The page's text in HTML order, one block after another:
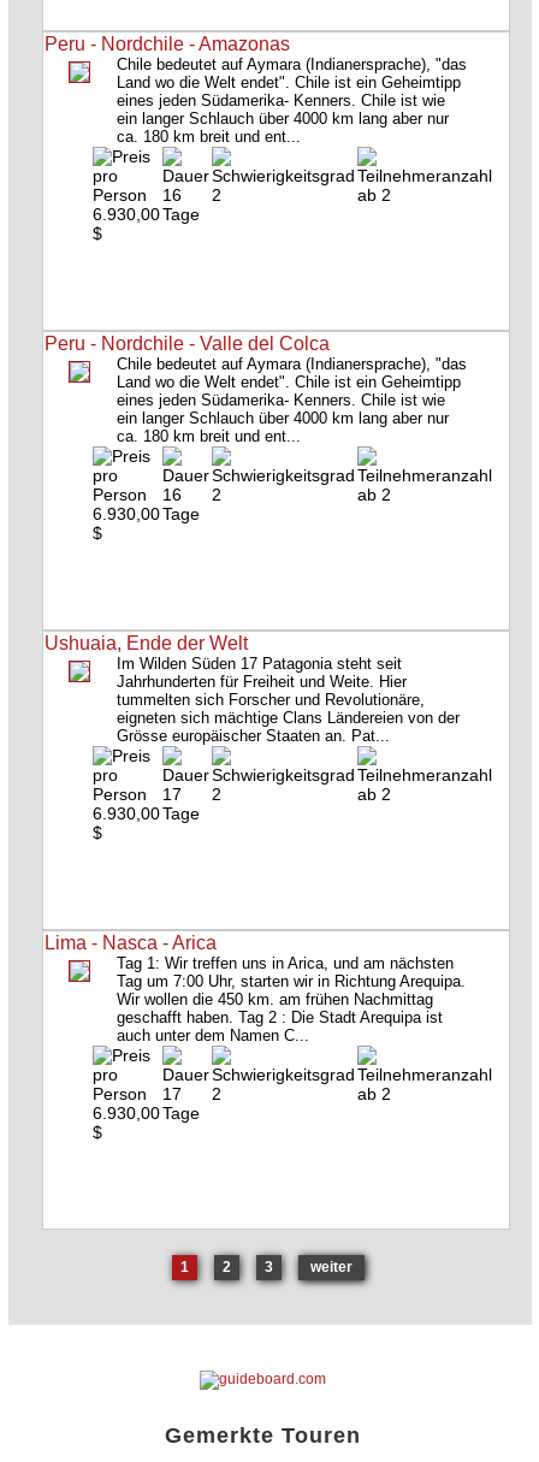
Peru - Nordchile - Amazonas
Chile bedeutet auf Aymara (Indianersprache), "das
Land wo die Welt endet". Chile ist ein Geheimtipp
eines jeden Südamerika- Kenners. Chile ist wie
ein langer Schlauch über 4000 km lang aber nur
ca. 180 km breit und ent...
6.930,00
$
16
Tage
2 ab 2
Peru - Nordchile - Valle del Colca
Chile bedeutet auf Aymara (Indianersprache), "das
Land wo die Welt endet". Chile ist ein Geheimtipp
eines jeden Südamerika- Kenners. Chile ist wie
ein langer Schlauch über 4000 km lang aber nur
ca. 180 km breit und ent...
6.930,00
$
16
Tage
2 ab 2
Ushuaia, Ende der Welt
Im Wilden Süden 17 Patagonia steht seit
Jahrhunderten für Freiheit und Weite. Hier
tummelten sich Forscher und Revolutionäre,
eigneten sich mächtige Clans Ländereien von der
Grösse europäischer Staaten an. Pat...
6.930,00
$
17
Tage
2 ab 2
Lima - Nasca - Arica
Tag 1: Wir treffen uns in Arica, und am nächsten
Tag um 7:00 Uhr, starten wir in Richtung Arequipa.
Wir wollen die 450 km. am frühen Nachmittag
geschafft haben. Tag 2 : Die Stadt Arequipa ist
auch unter dem Namen C...
6.930,00
$
17
Tage
2 ab 2
1 2 3 weiter
Gemerkte Touren